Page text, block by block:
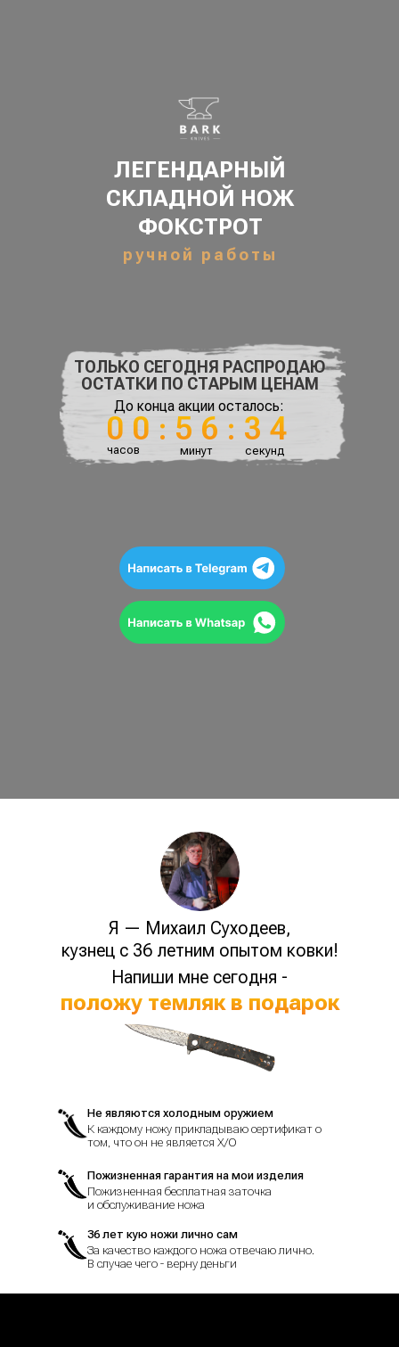
00:56:33
часов минут секунд
До конца акции осталось:
ТОЛЬКО СЕГОДНЯ РАСПРОДАЮ
ОСТАТКИ ПО СТАРЫМ ЦЕНАМ
ручной работы
ЛЕГЕНДАРНЫЙ
СКЛАДНОЙ НОЖ
ФОКСТРОТ
Я — Михаил Суходеев,
кузнец с 36 летним опытом ковки!
Напиши мне сегодня -
положу темляк в подарок
Не являются холодным оружием
К каждому ножу прикладываю сертификат о
том, что он не является Х/О
36 лет кую ножи лично сам
За качество каждого ножа отвечаю лично.
В случае чего - верну деньги
Пожизненная гарантия на мои изделия
Пожизненная бесплатная заточка
и обслуживание ножа